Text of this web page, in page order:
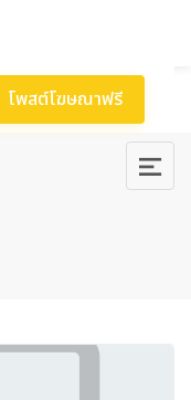
โพสต์โฆษณาฟรี